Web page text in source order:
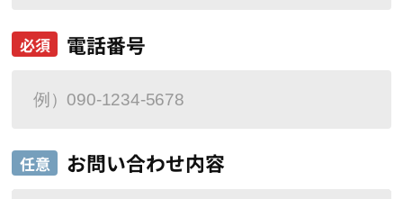
電話番号
必須
お問い合わせ内容
任意